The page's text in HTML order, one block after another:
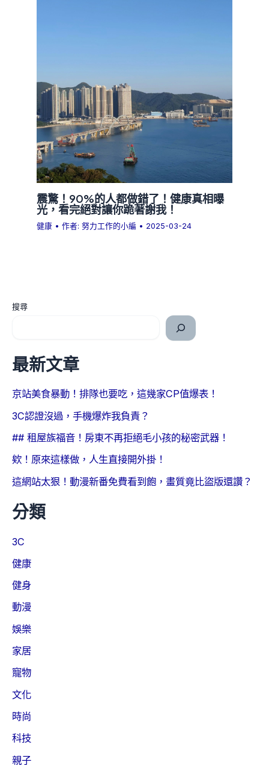
震驚！90%的人都做錯了！健康真相曝
光，看完絕對讓你跪著謝我！
健康 • 作者:努力工作的小編 • 2025-03-24
搜尋
最新文章
京站美食暴動！排隊也要吃，這幾家CP值爆表！
3C認證沒過，手機爆炸我負責？
## 租屋族福音！房東不再拒絕毛小孩的秘密武器！
欸！原來這樣做，人生直接開外掛！
這網站太狠！動漫新番免費看到飽，畫質竟比盜版還讚？
分類
3C
健康
健身
動漫
娛樂
家居
寵物
文化
時尚
科技
親子